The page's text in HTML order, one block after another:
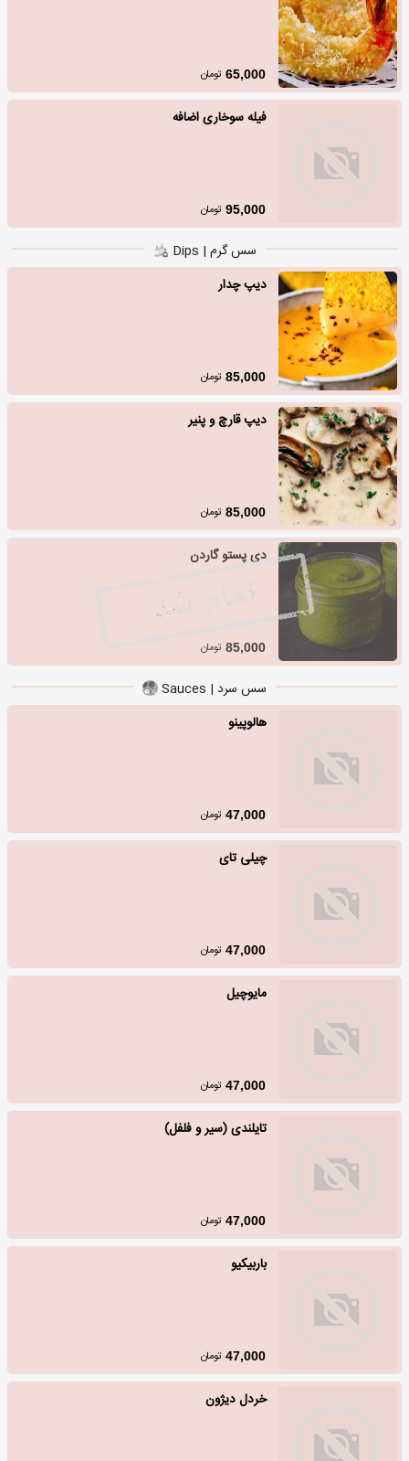
65,000 تومان
فیله سوخاری اضافه
95,000 تومان
سس گرم | Dips
دیپ چدار
85,000 تومان
دیپ قارچ و پنیر
85,000 تومان
دی پستو گاردن
85,000 تومان
سس سرد | Sauces
هالوپینو
47,000 تومان
چیلی تای
47,000 تومان
مایوچیل
47,000 تومان
تایلندی (سیر و فلفل)
47,000 تومان
باربیکیو
47,000 تومان
خردل دیژون